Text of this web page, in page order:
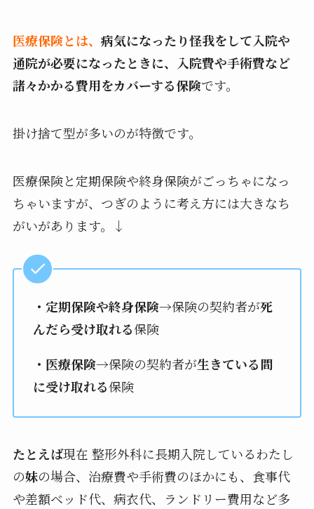
医療保険とは、 病気になったり怪我をして入院や
通院が必要になったときに、入院費や手術費など
諸々かかる費用をカバーする保険です。
掛け捨て型が多いのが特徴です。
医療保険と定期保険や終身保険がごっちゃになっ
ちゃいますが、つぎのように考え方には大きなち
がいがあります。↓
・定期保険や終身保険→保険の契約者が死
んだら受け取れる保険
・医療保険→保険の契約者が生きている間
に受け取れる保険
たとえば現在 整形外科に長期入院しているわたし
の妹の場合、治療費や手術費のほかにも、食事代
や差額ベッド代、病衣代、ランドリー費用など多